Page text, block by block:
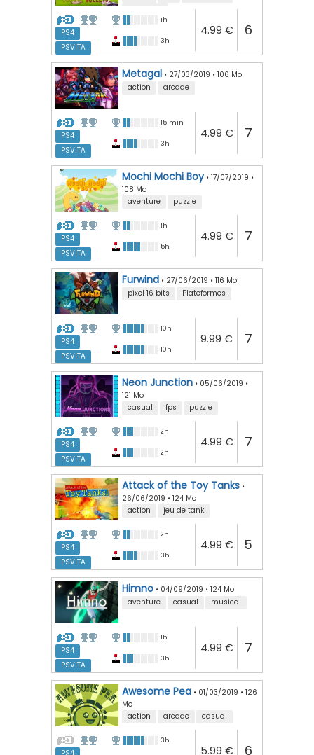
PS4
PSVITA
1h
3h
4.99 € 6
Metagal • 27/03/2019 • 106 Mo
action
arcade
PS4
PSVITA
15 min
3h
4.99 € 7
Mochi Mochi Boy• 17/07/2019 •
108 Mo
aventure
puzzle
PS4
PSVITA
1h
5h
4.99 € 7
Furwind • 27/06/2019 • 116 Mo
pixel 16 bits
Plateformes
PS4
PSVITA
10h
10h
9.99 € 7
Neon Junction • 05/06/2019 •
121 Mo
casual
fps puzzle
PS4
PSVITA
2h
2h
4.99 € 7
Attack of the Toy Tanks •
26/06/2019 • 124 Mo
action
jeu de tank
PS4
PSVITA
2h
3h
4.99 € 5
Himno • 04/09/2019 • 124 Mo
aventure
casual musical
PS4
PSVITA
1h
3h
4.99 € 7
Awesome Pea • 01/03/2019 • 126
Mo
action
arcade casual
3h
5.99 € 6